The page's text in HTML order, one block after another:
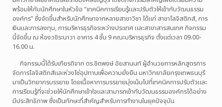
พร้อมให้กับนักศึกษาในหัวข้อ “เทคนิคการเรียนรู้และปรับตัวให้เข้ากับวัฒนธรรม
องค์กร” ซึ่งจัดขึ้นสำหรับนักศึกษาจากหลายสาขาวิชา ได้แก่ สาขาโลจิสติกส์, การ
เงินและการลงทุน, การบริหารธุรกิจระหว่างประเทศ และสาขาสารสนเทศ กิจกรรม
นี้จัดขึ้น ณ ห้องวชิระนาวา อาคาร 4 ชั้น 9 คณะบริหารธุรกิจ ตั้งแต่เวลา 09.00-
16.00 น.
กิจกรรมนี้ได้รับเกียรติจาก ดร.ชิตพงษ์ อัยสานนท์ ผู้อำนวยการหลักสูตรการ
จัดการโลจิสติกส์และห่วงโซ่อุปทานเพื่อความยั่งยืน มหาวิทยาลัยกรุงเทพธนบุรี
มาเป็นวิทยากรบรรยาย โดยเนื้อหาการบรรยายมุ่งเน้นไปที่เทคนิคการปรับตัวและ
การเรียนรู้ที่จะช่วยให้นักศึกษาเข้าใจและสามารถเข้ากับวัฒนธรรมองค์กรได้อย่าง
มีประสิทธิภาพ ซึ่งเป็นทักษะที่สำคัญสำหรับการทำงานในยุคปัจจุบัน